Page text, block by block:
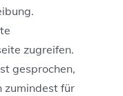
zugreifen.
gesprochen,
zumindest für